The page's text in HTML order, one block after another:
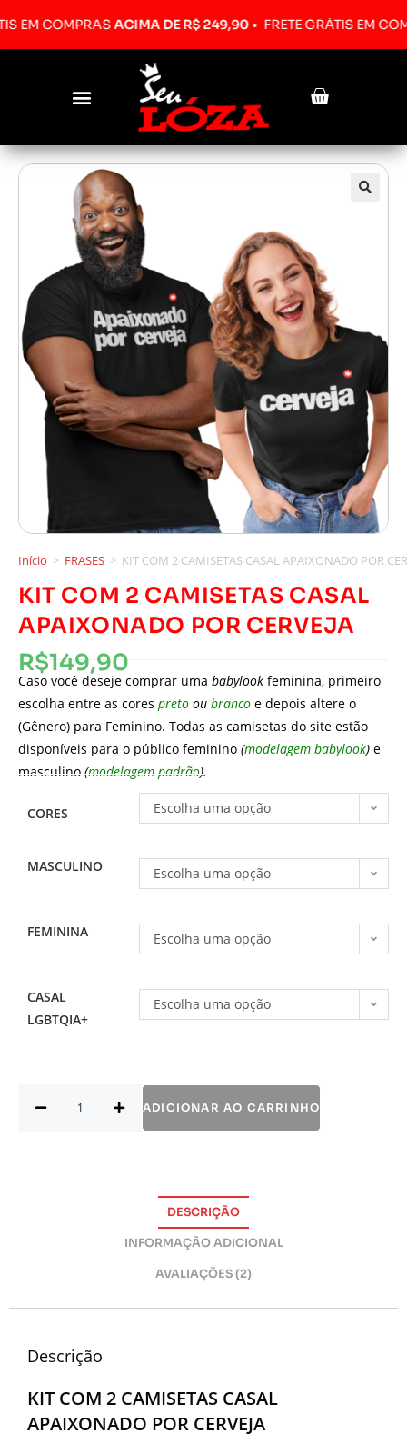
COMPRASACIMA DE R$ 249,90• FRETE GRÁTIS EM
Início > FRASES > KIT COM 2 CAMISETAS CASAL APAIXONADO POR
KIT COM 2 CAMISETAS CASAL
APAIXONADO POR CERVEJA
R$149,90
Caso você deseje comprar uma babylook feminina, primeiro
escolha entre as cores preto ou branco e depois altere o
(Gênero) para Feminino. Todas as camisetas do site estão
disponíveis para o público feminino (modelagem babylook) e
masculino (modelagem padrão).
CORES Escolha uma opção
MASCULINO Escolha uma opção
FEMININA Escolha uma opção
CASAL
LGBTQIA+
Escolha uma opção
ADICIONAR AO CARRINHO
DESCRIÇÃO
INFORMAÇÃO ADICIONAL
AVALIAÇÕES (2)
Descrição
KIT COM 2 CAMISETAS CASAL
APAIXONADO POR CERVEJA